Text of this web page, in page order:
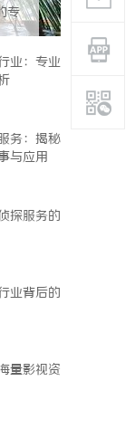
专
业：专业
务：揭秘
与应用
探服务的
业背后的
量影视资